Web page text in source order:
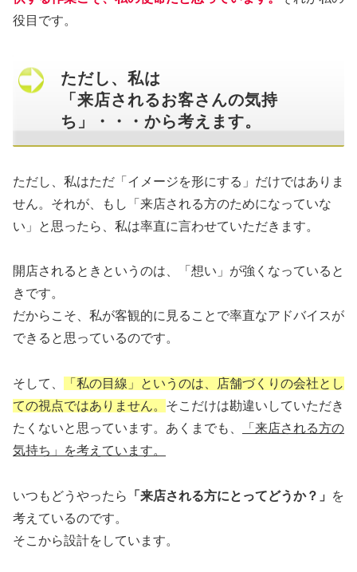
役目です。
ただし、私は
「来店されるお客さんの気持
ち」・・・から考えます。
ただし、私はただ「イメージを形にする」だけではありま
せん。それが、もし「来店される方のためになっていな
い」と思ったら、私は率直に言わせていただきます。
開店されるときというのは、「想い」が強くなっていると
きです。
だからこそ、私が客観的に見ることで率直なアドバイスが
できると思っているのです。
そして、
「私の目線」というのは、店舗づくりの会社とし
ての視点ではありません。 そこだけは勘違いしていただき
たくないと思っています。あくまでも、
「来店される方の
気持ち」を考えています。
いつもどうやったら 「来店される方にとってどうか？」
を
考えているのです。
そこから設計をしています。